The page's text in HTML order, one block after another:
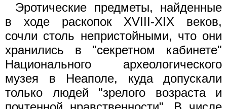
Эротические предметы, найденные
в ходе раскопок XVIII-XIX веков,
сочли столь непристойными, что они
хранились в "секретном кабинете"
Национального археологического
музея в Неаполе, куда допускали
только людей "зрелого возраста и